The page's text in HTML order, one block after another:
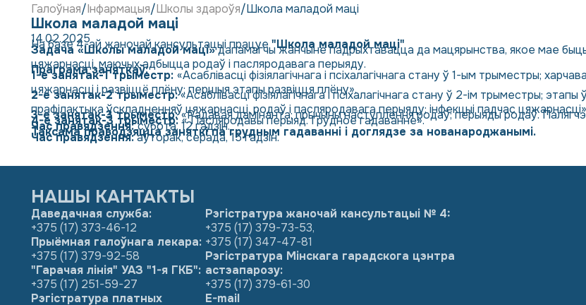
Галоўная Інфармацыя Школы здароўя Школа маладой маці
Школа маладой маці
14.02.2025
На базе 4-ай жаночай кансультацыі працуе"Школа маладой маці"
Задача «Школы маладой маці»дапамагчы жанчыне падрыхтавацца да мацярынства, якое мае
цяжарнасці, маючых адбыцца родаў і пасляродавага перыяду.
Праграма заняткаў:
1-е занятак-1 трыместр:«Асаблівасці фізіялагічнага і псіхалагічнага стану ў 1-ым трыместры;
цяжарнасці і развіццё плёну; першыя этапы развіцця плёну».
2-е занятак-2 трыместр:«Асаблівасці фізіялагічнага і псіхалагічнага стану ў 2-ім трыместры;
прафілактыка ўскладненняў цяжарнасці, родаў і пасляродавага перыяду; інфекцыі падчас
3-е занятак-3 трыместр:«Радавая дамінанта; прычыны наступлення родаў; перыяды родаў.
4-е занятак-3 трыместр:« Пасляродавы перыяд. Грудное гадаванне».
Час правядзення:субота, 12 гадзін.
Таксама праводзяцца заняткі па грудным гадаванні і доглядзе за нованароджанымі.
Час правядзення:аўторак, серада, 15 гадзін.
НАШЫ КАНТАКТЫ
Даведачная служба:
+375 (17) 373-46-12
Прыёмная галоўнага лекара:
+375 (17) 379-92-58
"Гарачая лінія" УАЗ "1-я ГКБ":
+375 (17) 251-59-27
Рэгістратура платных
Рэгістратура жаночай кансультацыі № 4:
+375 (17) 379-73-53,
+375 (17) 347-47-81
Рэгістратура Мінскага гарадскога цэнтра
астэапарозу:
+375 (17) 379-61-30
E-mail